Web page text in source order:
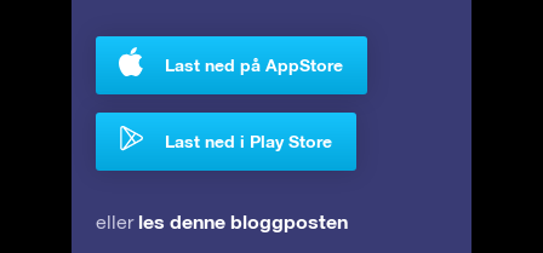
Last ned på AppStore
Last ned i Play Store
eller les denne bloggposten